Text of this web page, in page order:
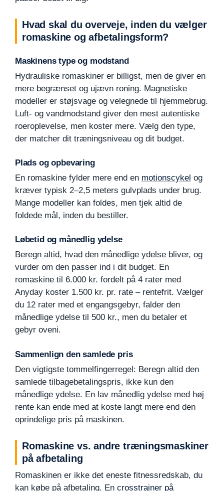
Hvad skal du overveje, inden du vælger
romaskine og afbetalingsform?
Maskinens type og modstand
Hydrauliske romaskiner er billigst, men de giver en
mere begrænset og ujævn roning. Magnetiske
modeller er støjsvage og velegnede til hjemmebrug.
Luft- og vandmodstand giver den mest autentiske
roeroplevelse, men koster mere. Vælg den type,
der matcher dit træningsniveau og dit budget.
Plads og opbevaring
En romaskine fylder mere end en motionscykel og
kræver typisk 2–2,5 meters gulvplads under brug.
Mange modeller kan foldes, men tjek altid de
foldede mål, inden du bestiller.
Løbetid og månedlig ydelse
Beregn altid, hvad den månedlige ydelse bliver, og
vurder om den passer ind i dit budget. En
romaskine til 6.000 kr. fordelt på 4 rater med
Anyday koster 1.500 kr. pr. rate – rentefrit. Vælger
du 12 rater med et engangsgebyr, falder den
månedlige ydelse til 500 kr., men du betaler et
gebyr oveni.
Sammenlign den samlede pris
Den vigtigste tommelfingerregel: Beregn altid den
samlede tilbagebetalingspris, ikke kun den
månedlige ydelse. En lav månedlig ydelse med høj
rente kan ende med at koste langt mere end den
oprindelige pris på maskinen.
Romaskine vs. andre træningsmaskiner
på afbetaling
Romaskinen er ikke det eneste fitnessredskab, du
kan købe på afbetaling. En crosstrainer på